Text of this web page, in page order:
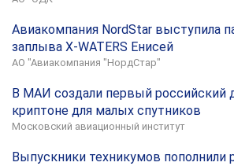
Авиакомпания NordStar выступила
заплыва X-WATERS Енисей
АО "Авиакомпания "НордСтар"
В МАИ создали первый российский
криптоне для малых спутников
Московский авиационный институт
Выпускники техникумов пополнили